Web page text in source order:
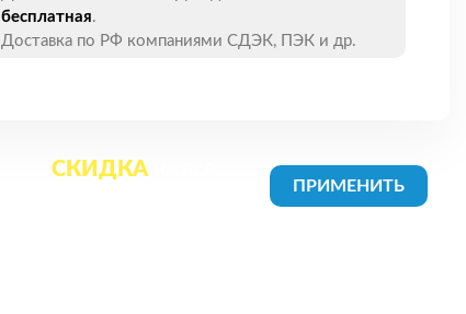
бесплатная.
Доставка по РФ компаниями СДЭК, ПЭК и др.
СКИДКА